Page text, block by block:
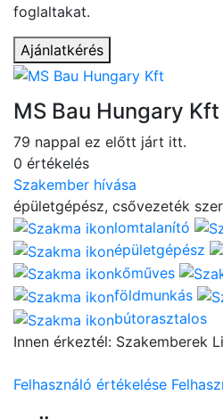
foglaltakat.
Ajánlatkérés
MS Bau Hungary Kft
79 nappal ez előtt járt itt.
0 értékelés
Szakember hívása
épületgépész, csővezeték
lomtalanító
épületgépész
kőműves
földmunkás
bútorasztalos
Innen érkeztél: Szakemberek
Felhasználó értékelése